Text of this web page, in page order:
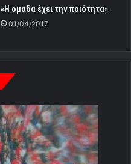
«Η ομάδα έχει την ποιότητα»
01/04/2017